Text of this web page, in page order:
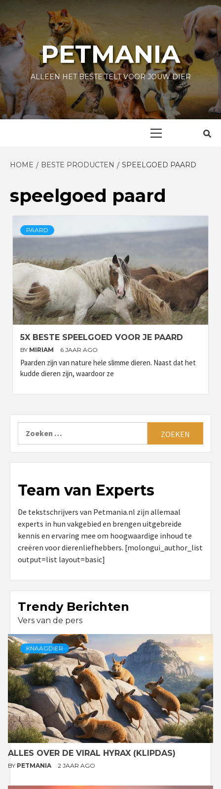
content
PETMANIA
ALLEEN HET BESTE TELT VOOR JOUW DIER
HOME BESTE PRODUCTEN SPEELGOED PAARD
speelgoed paard
PAARD
5X BESTE SPEELGOED VOOR JE PAARD
BY MIRIAM 6 JAAR AGO
Paarden zijn van nature hele slimme dieren. Naast dat het
kudde dieren zijn, waardoor ze
Team van Experts
De tekstschrijvers van Petmania.nl zijn allemaal
experts in hun vakgebied en brengen uitgebreide
kennis en ervaring mee om hoogwaardige inhoud te
creëren voor dierenliefhebbers. [molongui_author_list
output=list layout=basic]
Trendy Berichten
Vers van de pers
KNAAGDIER
ALLES OVER DE VIRAL HYRAX (KLIPDAS)
BY PETMANIA 2 JAAR AGO